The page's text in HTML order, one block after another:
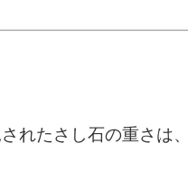
れたさし石の重さは